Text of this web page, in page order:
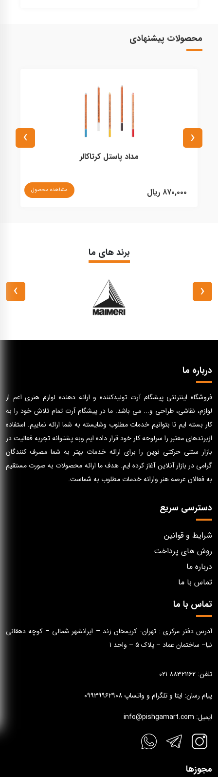
محصولات پیشنهادی
مداد پاستل کرتاکالر
۸۷۰,۰۰۰ ریال مشاهده محصول
‹
›
برند های ما
‹
›
درباره ما
فروشگاه اینترنتی پیشگام آرت تولیدکننده و ارائه دهنده لوازم هنری اعم از
لوازم، نقاشی، طراحی و... می باشد. ما در پیشگام آرت تمام تلاش خود را به
کار بسته ایم تا بتوانیم خدمات مطلوب وشایسته به شما ارائه نماییم. استفاده
ازبرندهای معتبر را سرلوحه کار خود قرار داده ایم وبه پشتوانه تجربه فعالیت در
بازار سنتی حرکتی نوین را برای ارائه خدمات بهتر به شما مصرف کنندگان
گرامی در بازار آنلاین آغاز کرده ایم. هدف ما ارائه محصولات به صورت مستقیم
به فعالان عرصه هنر وارائه خدمات مطلوب به شماست.
دسترسی سریع
شرایط و قوانین
روش های پرداخت
درباره ما
تماس با ما
تماس با ما
آدرس دفتر مرکزی : تهران- کریمخان زند – ایرانشهر شمالی – کوچه دهقانی
نیا– ساختمان عماد – پلاک ۵ – واحد ۱
تلفن: ۸۸۳۲۱۱۶۲ ۰۲۱
پیام رسان: ایتا و تلگرام و واتساپ ۰۹۹۳۹۹۶۲۹۰۸
ایمیل: info@pishgamart.com
مجوزها